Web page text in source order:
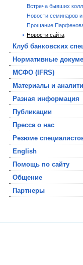
Встреча бывших
Новости семинаров
Прощание
Новости сайта
Клуб банковских
Нормативные
МСФО (IFRS)
Материалы и
Разная информация
Публикации
Пресса о нас
Резюме
English
Помощь по сайту
Общение
Партнеры